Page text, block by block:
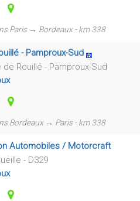
Paris → Bordeaux - km 338
- Pamproux-Sud
de Rouillé - Pamproux-Sud
Bordeaux → Paris - km 338
Automobiles / Motorcraft
- D329